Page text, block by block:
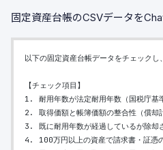
固定資産台帳のCSVデータを
以下の固定資産台帳データをチェックし
【チェック項目】
1. 耐用年数が法定耐用年数（国税庁基
2. 取得価額と帳簿価額の整合性（償却
3. 既に耐用年数が経過しているが除却
4. 100万円以上の資産で請求書・証憑